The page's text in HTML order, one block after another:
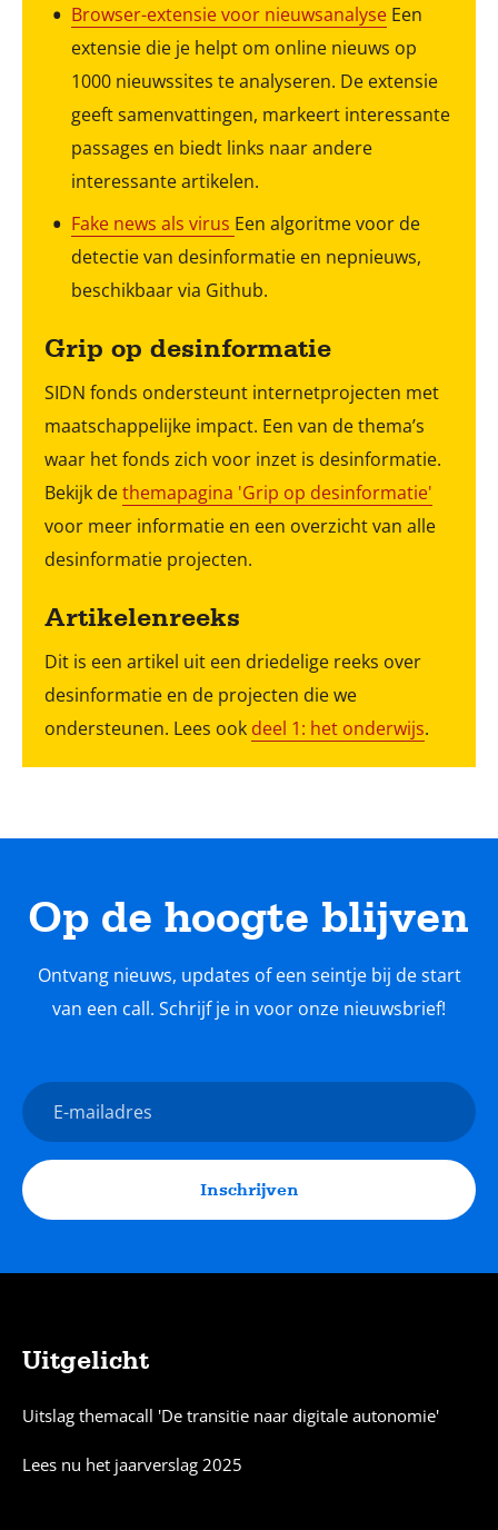
Browser-extensie voor nieuwsanalyse Een
extensie die je helpt om online nieuws op
1000 nieuwssites te analyseren. De extensie
geeft samenvattingen, markeert interessante
passages en biedt links naar andere
interessante artikelen.
Fake news als virus Een algoritme voor de
detectie van desinformatie en nepnieuws,
beschikbaar via Github.
Grip op desinformatie
SIDN fonds ondersteunt internetprojecten met
maatschappelijke impact. Een van de thema’s
waar het fonds zich voor inzet is desinformatie.
Bekijk dethemapagina 'Grip op desinformatie'
voor meer informatie en een overzicht van alle
desinformatie projecten.
Artikelenreeks
Dit is een artikel uit een driedelige reeks over
desinformatie en de projecten die we
ondersteunen. Lees ook deel 1: het onderwijs.
Op de hoogte blijven
Ontvang nieuws, updates of een seintje bij de start
van een call. Schrijf je in voor onze nieuwsbrief!
E-
mailadres
Inschrijven
Uitgelicht
Uitslag themacall 'De transitie naar digitale autonomie'
Lees nu het jaarverslag 2025